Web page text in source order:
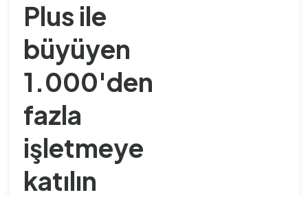
Plus ile
büyüyen
1.000'den
fazla
işletmeye
katılın